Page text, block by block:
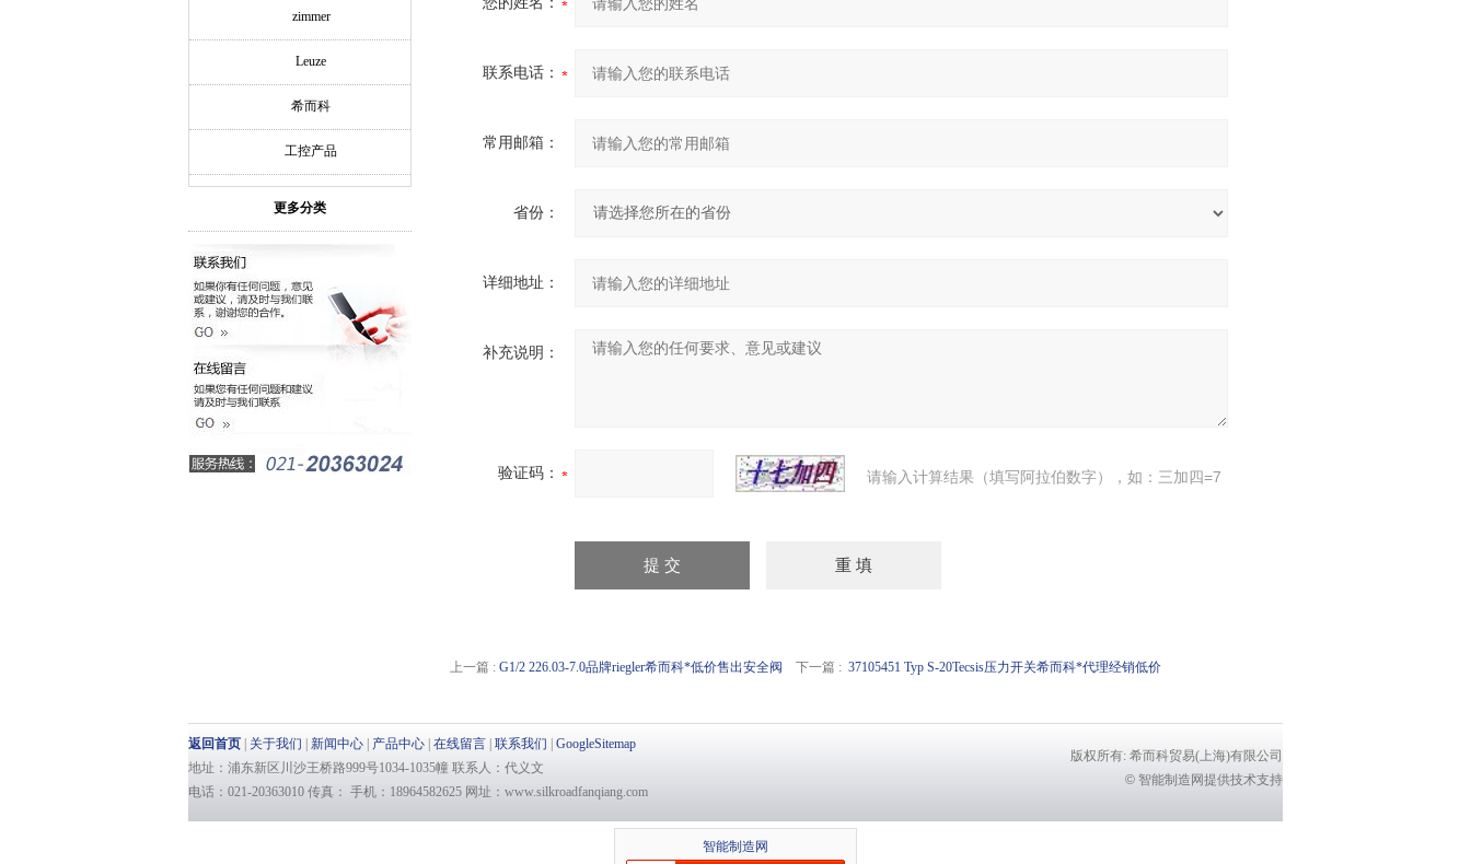
zimmer
Leuze
希而科
工控产品
更多分类
联系电话：
常用邮箱：
省份：
详细地址：
补充说明：
验证码： 请输入计算结果（填写阿拉伯数字），如：三加四=7
上一篇 : G1/2 226.03-7.0品牌riegler希而科*低价售出安全阀 下一篇 : 37105451 Typ S-20Tecsis压力开关希而科*代理经销低价
返回首页 关于我们 新闻中心 产品中心 在线留言 联系我们
GoogleSitemap
地址：浦东新区川沙王桥路999号1034-1035幢 联系人：代义文
电话：021-20363010 传真： 手机：18964582625 网址：www.silkroadfanqiang.com
版权所有: 希而科贸易(上海)有限公司
© 智能制造网提供技术支持
智能制造网